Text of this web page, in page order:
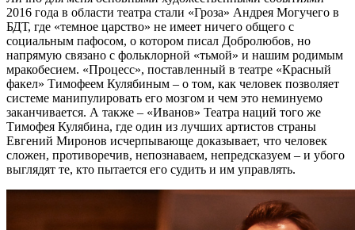
2016 года в области театра стали «Гроза» Андрея Могучего в
БДТ, где «темное царство» не имеет ничего общего с
социальным пафосом, о котором писал Добролюбов, но
напрямую связано с фольклорной «тьмой» и нашим родимым
мракобесием. «Процесс», поставленный в театре «Красный
факел» Тимофеем Кулябиным – о том, как человек позволяет
системе манипулировать его мозгом и чем это неминуемо
заканчивается. А также – «Иванов» Театра наций того же
Тимофея Кулябина, где один из лучших артистов страны
Евгений Миронов исчерпывающе доказывает, что человек
сложен, противоречив, непознаваем, непредсказуем – и убого
выглядят те, кто пытается его судить и им управлять.